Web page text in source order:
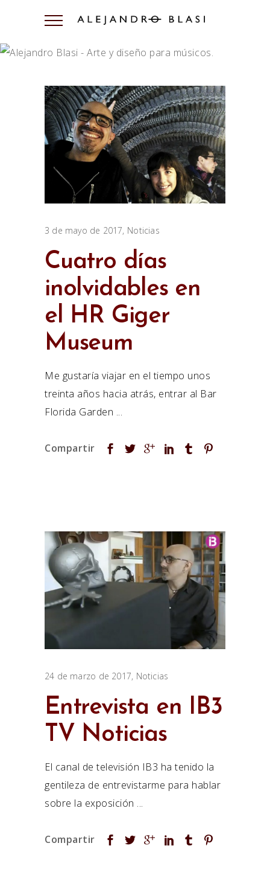
3 de mayo de 2017 Noticias
Cuatro días
inolvidables en
el HR Giger
Museum
Me gustaría viajar en el tiempo unos
treinta años hacia atrás, entrar al Bar
Florida Garden
24 de marzo de 2017 Noticias
Entrevista en IB3
TV Noticias
El canal de televisión IB3 ha tenido la
gentileza de entrevistarme para hablar
sobre la exposición